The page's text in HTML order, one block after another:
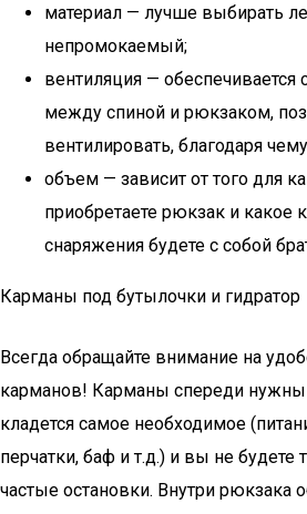
материал — лучше выбирать
непромокаемый;
вентиляция —
между спиной и рюкзаком,
вентилировать, благодаря
объем — зависит от того для
приобретаете рюкзак и какое
снаряжения будете с собой
Карманы под бутылочки и гидратор
Всегда обращайте внимание на
карманов! Карманы спереди нужны
кладется самое необходимое
перчатки, баф и т.д.) и вы не будете
частые остановки. Внутри рюкзака